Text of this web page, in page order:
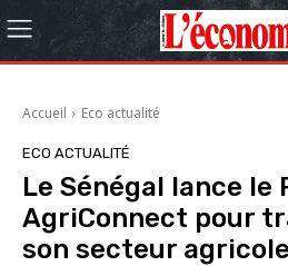
Accueil Eco actualité
ECO ACTUALITÉ
Le Sénégal lance le
AgriConnect pour
son secteur agricole